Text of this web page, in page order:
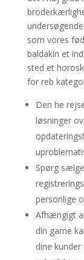
som vores
baldakin et
sted et
for reb
Den he
løsninger
Spørg
personlige
Afhængigt
din game
dine